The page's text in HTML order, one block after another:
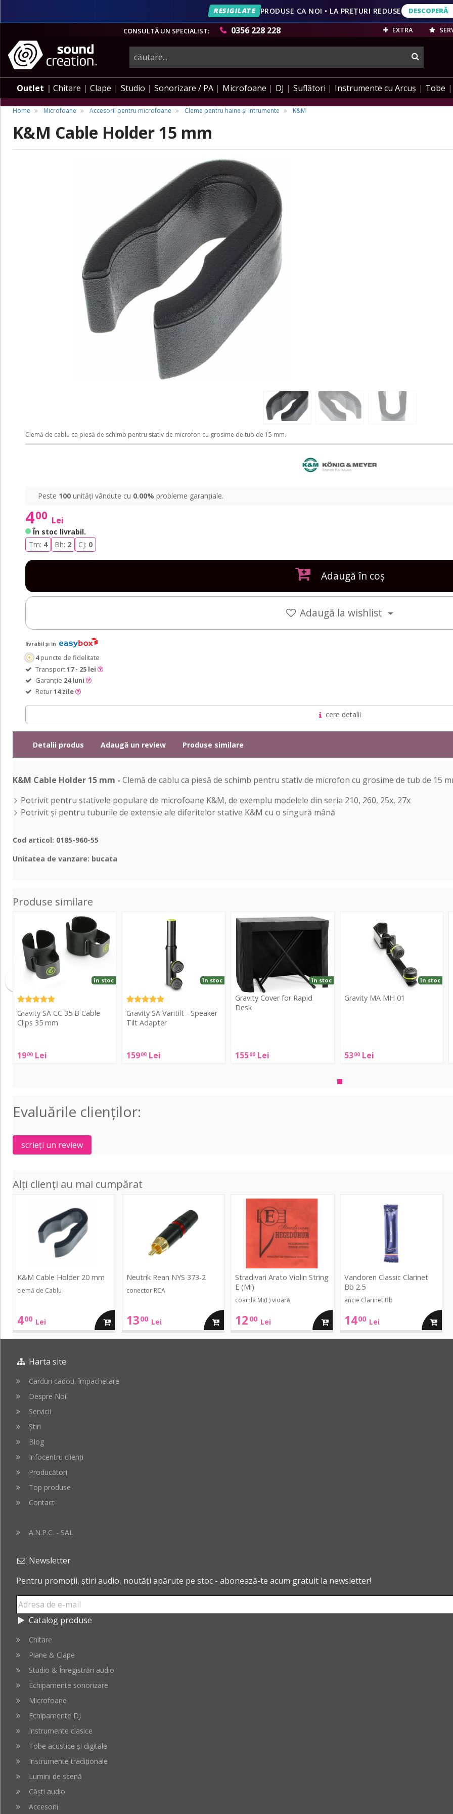
VEZI
RESIGILATE PRODUSE CA NOI • LA PREȚURI REDUSE DESCOPERĂ
DESCOPERĂ
CONSULTĂ UN SPECIALIST:
0356 228 228 EXTRA
instrumente
muzicale,
echipamente
pro-
Outlet Chitare Clape Studio Sonorizare / PA Microfoane DJ Suflători Instrumente cu Arcuș Tobe
Home Microfoane Accesorii pentru microfoane Cleme pentru haine și intrumente K&M
K&M Cable Holder 15 mm
Clemă de cablu ca piesă de schimb pentru stativ de microfon cu grosime de tub de 15 mm.
Peste 100 unități vândute cu 0.00% probleme garanțiale.
400 Lei
În stoc livrabil.
Tm: 4 Bh: 2 Cj: 0
Adaugă în coș
Adaugă la wishlist
livrabil și în
4 puncte de fidelitate
Transport17 - 25 lei
Garanție 24 luni
Retur14 zile
cere detalii
Detalii produs Adaugă un review Produse similare
K&M Cable Holder 15 mm - Clemă de cablu ca piesă de schimb pentru stativ de microfon cu grosime de tub de 15
Potrivit pentru stativele populare de microfoane K&M, de exemplu modelele din seria 210, 260, 25x, 27x
Potrivit și pentru tuburile de extensie ale diferitelor stative K&M cu o singură mână
Cod articol: 0185-960-55
Unitatea de vanzare: bucata
Produse similare
Cable
35
mm
Gravity SA CC 35 B Cable
Clips 35 mm
1900 Lei
în stoc
SA
Cable
Clips
mm
Gravity SA Varitilt - Speaker
Tilt Adapter
15900 Lei
în stoc
SA
Tilt
Adapter
Cover
for
Gravity Cover for Rapid
Desk
15500 Lei
în stoc
for
Gravity MA MH 01
5300 Lei
în stoc
01
Evaluările clienţilor:
scrieți un review
Alți clienți au mai cumpărat
K&M Cable Holder 20 mm
clemă de Cablu
400 Lei adauga
Neutrik Rean NYS 373-2
conector RCA
1300 Lei adauga
Violin
Stradivari Arato Violin String
E (Mi)
coarda Mi(E) vioară
12 00 Lei adauga
Vandoren Classic Clarinet
Bb 2.5
ancie Clarinet Bb
1400 Lei
Harta site
Carduri cadou, împachetare
Despre Noi
Servicii
Știri
Blog
Infocentru clienți
Producători
Top produse
Contact
A.N.P.C. - SAL
Newsletter
Pentru promoții, știri audio, noutăți apărute pe stoc - abonează-te acum gratuit la newsletter!
Catalog produse
Chitare
Piane & Clape
Studio & Înregistrări audio
Echipamente sonorizare
Microfoane
Echipamente DJ
Instrumente clasice
Tobe acustice și digitale
Instrumente tradiționale
Lumini de scenă
Căști audio
Accesorii